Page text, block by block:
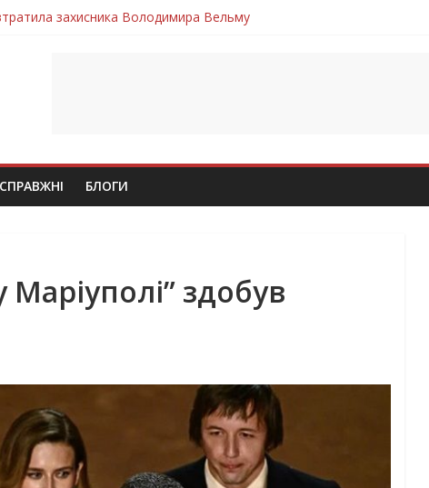
захисника Володимира Вельму
на щиті повертається воїн Володимир Паламарчук
бойового завдання загинув захисник Юрій Пушкар з Тернопільщини
молодий захисник Дмитро Березко з Тернопільщини
СПРАВЖНІ БЛОГИ
Маріуполі” здобув